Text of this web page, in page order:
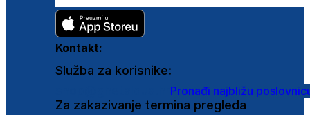
Kontakt:
Služba za korisnike:
Pronađi najbližu
Za zakazivanje termina pregleda